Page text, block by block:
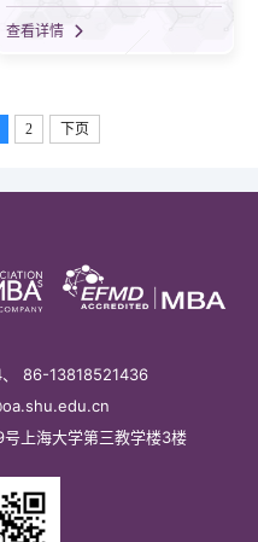
查看详情
2 下页
86-13818521436
上海大学第三教学楼3楼